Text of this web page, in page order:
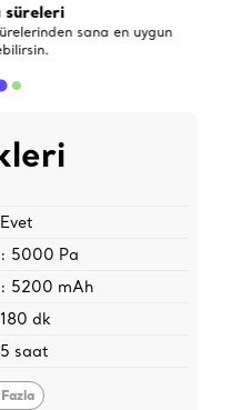
süreleri
sana en uygun
Evet
: 5000 Pa
: 5200 mAh
180 dk
5 saat